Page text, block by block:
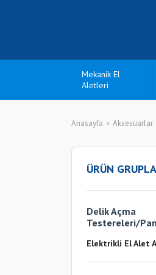
Mekanik El
Aletleri
Anasayfa Aksesuarlar
ÜRÜN
Delik Açma
Testereleri/
Elektrikli El Alet